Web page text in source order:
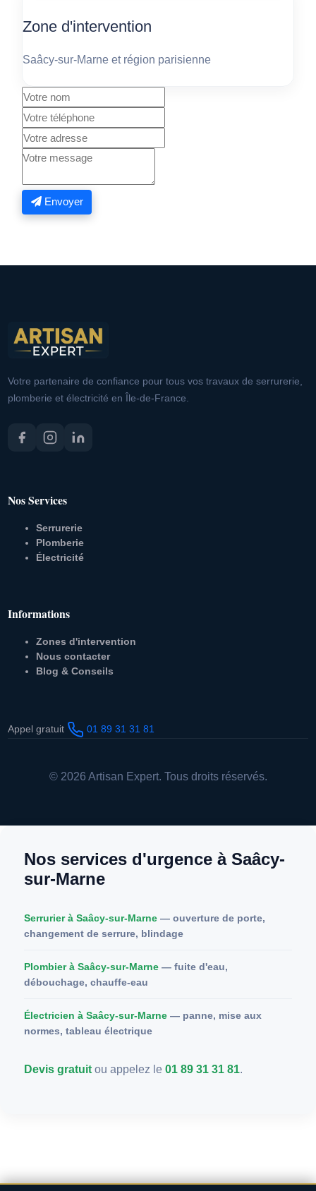
Zone d'intervention
Saâcy-sur-Marne et région parisienne
Envoyer
Votre partenaire de confiance pour tous vos travaux de serrurerie,
plomberie et électricité en Île-de-France.
Nos Services
Serrurerie
Plomberie
Électricité
Informations
Zones d'intervention
Nous contacter
Blog & Conseils
Appel gratuit 01 89 31 31 81
© 2026 Artisan Expert. Tous droits réservés.
Nos services d'urgence à Saâcy-
sur-Marne
Serrurier à Saâcy-sur-Marne — ouverture de porte,
changement de serrure, blindage
Plombier à Saâcy-sur-Marne — fuite d'eau,
débouchage, chauffe-eau
Électricien à Saâcy-sur-Marne — panne, mise aux
normes, tableau électrique
Devis gratuit ou appelez le 01 89 31 31 81.